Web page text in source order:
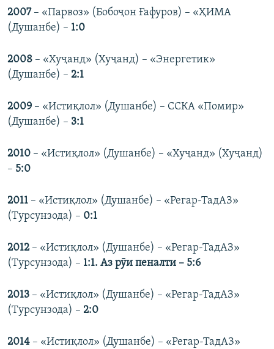
2007 – «Парвоз» (Бобоҷон Ғафуров) – «ҲИМА
(Душанбе) – 1:0
2008 – «Хуҷанд» (Хуҷанд) – «Энергетик»
(Душанбе) – 2:1
2009 – «Истиқлол» (Душанбе) – ССКА «Помир»
(Душанбе) – 3:1
2010 – «Истиқлол» (Душанбе) – «Хуҷанд» (Хуҷанд)
– 5:0
2011 – «Истиқлол» (Душанбе) – «Регар-ТадАЗ»
(Турсунзода) – 0:1
2012 – «Истиқлол» (Душанбе) – «Регар-ТадАЗ»
(Турсунзода) – 1:1. Аз рӯи пеналти – 5:6
2013 – «Истиқлол» (Душанбе) – «Регар-ТадАЗ»
(Турсунзода) – 2:0
2014 – «Истиқлол» (Душанбе) – «Регар-ТадАЗ»